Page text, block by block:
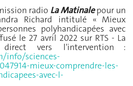
radio La Matinalepour un
Richard intitulé « Mieux
polyhandicapées avec
le 27 avril 2022 sur RTS - La
direct vers l'intervention :
info/sciences-
mieux-comprendre-les-
avec-l-